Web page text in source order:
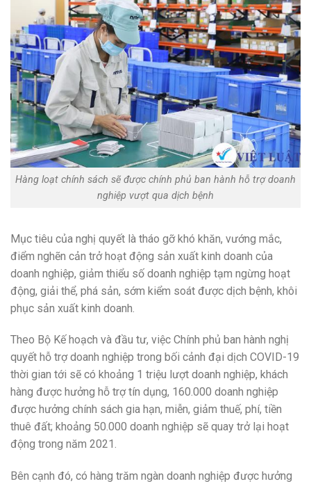
Hàng loạt chính sách sẽ được chính phủ ban hành hỗ trợ doanh
nghiệp vượt qua dịch bệnh
Mục tiêu của nghị quyết là tháo gỡ khó khăn, vướng mắc,
điểm nghẽn cản trở hoạt động sản xuất kinh doanh của
doanh nghiệp, giảm thiểu số doanh nghiệp tạm ngừng hoạt
động, giải thể, phá sản, sớm kiểm soát được dịch bệnh, khôi
phục sản xuất kinh doanh.
Theo Bộ Kế hoạch và đầu tư, việc Chính phủ ban hành nghị
quyết hỗ trợ doanh nghiệp trong bối cảnh đại dịch COVID-19
thời gian tới sẽ có khoảng 1 triệu lượt doanh nghiệp, khách
hàng được hưởng hỗ trợ tín dụng, 160.000 doanh nghiệp
được hưởng chính sách gia hạn, miễn, giảm thuế, phí, tiền
thuê đất; khoảng 50.000 doanh nghiệp sẽ quay trở lại hoạt
động trong năm 2021.
Bên cạnh đó, có hàng trăm ngàn doanh nghiệp được hưởng